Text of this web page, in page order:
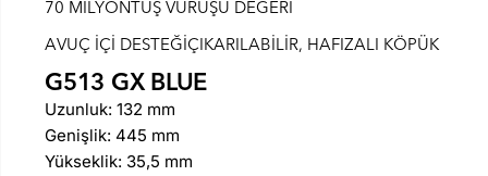
70 MİLYONTUŞ VURUŞU DEĞERİ
AVUÇ İÇİ DESTEĞİÇIKARILABİLİR, HAFIZALI KÖPÜK
G513 GX BLUE
Uzunluk: 132 mm
Genişlik: 445 mm
Yükseklik: 35,5 mm